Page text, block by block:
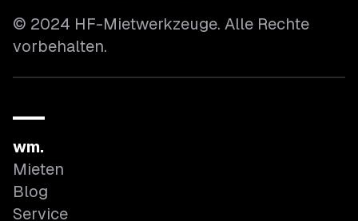
© 2024 HF-Mietwerkzeuge. Alle Rechte
vorbehalten.
wm.
Mieten
Blog
Service